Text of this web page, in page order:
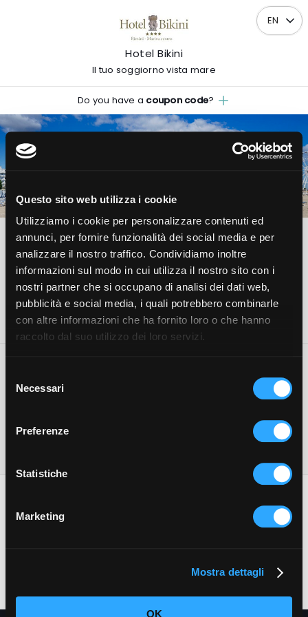
Questo sito web utilizza i cookie
Utilizziamo i cookie per personalizzare contenuti ed
annunci, per fornire funzionalità dei social media e per
analizzare il nostro traffico. Condividiamo inoltre
informazioni sul modo in cui utilizza il nostro sito con i
nostri partner che si occupano di analisi dei dati web,
pubblicità e social media, i quali potrebbero combinarle
con altre informazioni che ha fornito loro o che hanno
raccolto dal suo utilizzo dei loro servizi.
delNecessari
Preferenze
Statistiche
Marketing
Mostra dettagli
OK
Hotel Bikini
Il tuo soggiorno vista mare
Do you have a coupon code?
EN
09 Sun
2026 10 2026
1
Room
2
Adults
0
Children
Check availability
With a fantastic sea view, in the heart of Rimini’s
friendliness, professionalism and elegance.
info@hotelbikini.com-